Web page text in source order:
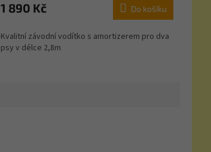
1 890 Kč Do košíku
Kvalitní závodní vodítko s amortizerem pro dva
psy v délce 2,8m